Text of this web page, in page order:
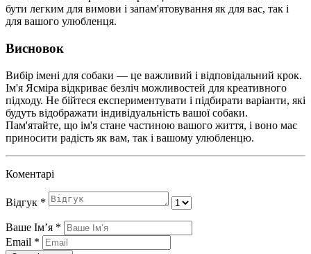
бути легким для вимови і запам'ятовування як для вас, так і
для вашого улюбленця.
Висновок
Вибір імені для собаки — це важливий і відповідальний крок.
Ім'я Ясміра відкриває безліч можливостей для креативного
підходу. Не бійтеся експериментувати і підбирати варіанти, які
будуть відображати індивідуальність вашої собаки.
Пам'ятайте, що ім'я стане частиною вашого життя, і воно має
приносити радість як вам, так і вашому улюбленцю.
Коментарі
Відгук *
Ваше Імʼя *
Email *